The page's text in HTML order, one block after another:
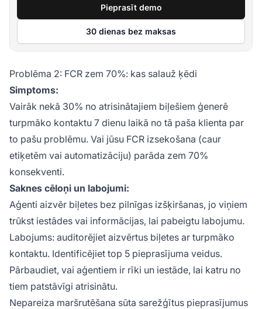
Pieprasīt demo
30 dienas bez maksas
Problēma 2: FCR zem 70%: kas salauž ķēdi
Simptoms:
Vairāk nekā 30% no atrisinātajiem biļešiem ģenerē
turpmāko kontaktu 7 dienu laikā no tā paša klienta par
to pašu problēmu. Vai jūsu FCR izsekošana (caur
etiķetēm vai automatizāciju) parāda zem 70%
konsekventi.
Saknes cēloņi un labojumi:
Aģenti aizvēr biļetes bez pilnīgas izšķiršanas, jo viņiem
trūkst iestādes vai informācijas, lai pabeigtu labojumu.
Labojums: auditorējiet aizvērtus biļetes ar turpmāko
kontaktu. Identificējiet top 5 pieprasījuma veidus.
Pārbaudiet, vai aģentiem ir rīki un iestāde, lai katru no
tiem patstāvīgi atrisinātu.
Nepareiza maršrutēšana sūta sarežģītus pieprasījumus